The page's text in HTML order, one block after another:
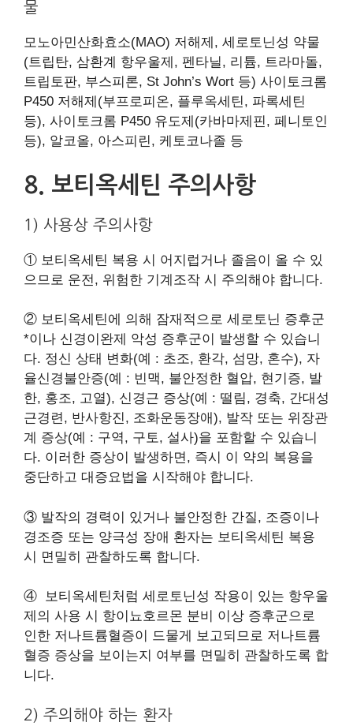
물
모노아민산화효소(MAO) 저해제, 세로토닌성 약물
(트립탄, 삼환계 항우울제, 펜타닐, 리튬, 트라마돌,
트립토판, 부스피론, St John’s Wort 등) 사이토크롬
P450 저해제(부프로피온, 플루옥세틴, 파록세틴
등), 사이토크롬 P450 유도제(카바마제핀, 페니토인
등), 알코올, 아스피린, 케토코나졸 등
8. 보티옥세틴 주의사항
1) 사용상 주의사항
① 보티옥세틴 복용 시 어지럽거나 졸음이 올 수 있
으므로 운전, 위험한 기계조작 시 주의해야 합니다.
② 보티옥세틴에 의해 잠재적으로 세로토닌 증후군
*이나 신경이완제 악성 증후군이 발생할 수 있습니
다. 정신 상태 변화(예 : 초조, 환각, 섬망, 혼수), 자
율신경불안증(예 : 빈맥, 불안정한 혈압, 현기증, 발
한, 홍조, 고열), 신경근 증상(예 : 떨림, 경축, 간대성
근경련, 반사항진, 조화운동장애), 발작 또는 위장관
계 증상(예 : 구역, 구토, 설사)을 포함할 수 있습니
다. 이러한 증상이 발생하면, 즉시 이 약의 복용을
중단하고 대증요법을 시작해야 합니다.
③ 발작의 경력이 있거나 불안정한 간질, 조증이나
경조증 또는 양극성 장애 환자는 보티옥세틴 복용
시 면밀히 관찰하도록 합니다.
④ 보티옥세틴처럼 세로토닌성 작용이 있는 항우울
제의 사용 시 항이뇨호르몬 분비 이상 증후군으로
인한 저나트륨혈증이 드물게 보고되므로 저나트륨
혈증 증상을 보이는지 여부를 면밀히 관찰하도록 합
니다.
2) 주의해야 하는 환자